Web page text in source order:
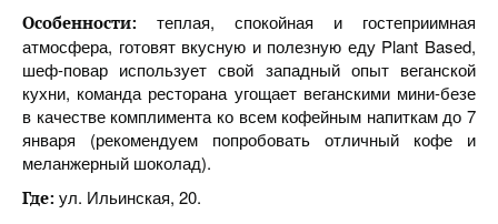
Особенности: теплая, спокойная и гостеприимная
атмосфера, готовят вкусную и полезную еду Plant Basеd,
шеф-повар использует свой западный опыт веганской
кухни, команда ресторана угощает веганскими мини-безе
в качестве комплимента ко всем кофейным напиткам до 7
января (рекомендуем попробовать отличный кофе и
меланжерный шоколад).
Где: ул. Ильинская, 20.